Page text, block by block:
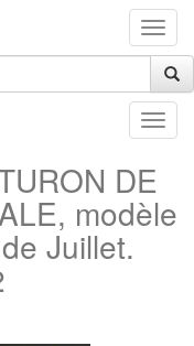
DE
modèle
Juillet.